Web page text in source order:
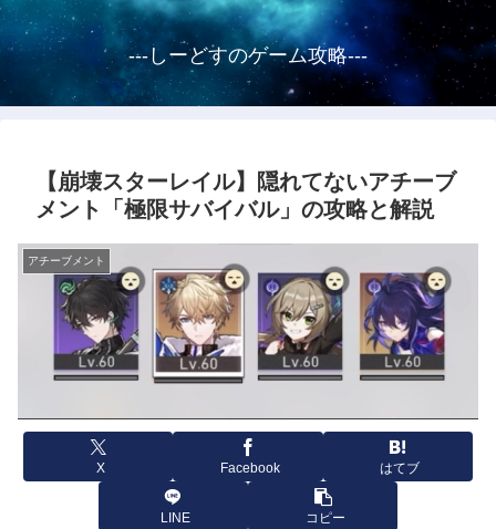
---しーどすのゲーム攻略---
【崩壊スターレイル】隠れてないアチーブ
メント「極限サバイバル」の攻略と解説
アチーブメント
X Facebook はてブ
LINE コピー